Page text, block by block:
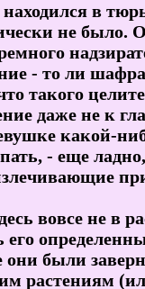
в
не было.
- то ли
такого
даже не к
какой-
- еще
вовсе не в
его
они были
растениям